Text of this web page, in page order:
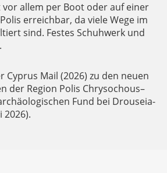
vor allem per Boot oder auf einer
erreichbar, da viele Wege im
sind. Festes Schuhwerk und
Cyprus Mail (2026) zu den neuen
der Region Polis Chrysochous–
Fund bei Drouseia-
2026).